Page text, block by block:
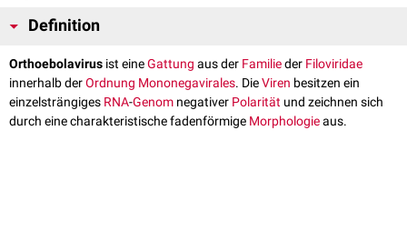
Definition
Orthoebolavirus ist eineGattung aus der Familieder Filoviridae
innerhalb derOrdnung Mononegavirales. DieViren besitzen ein
einzelsträngiges RNA-Genom negativer Polarität und zeichnen sich
durch eine charakteristische fadenförmige Morphologieaus.